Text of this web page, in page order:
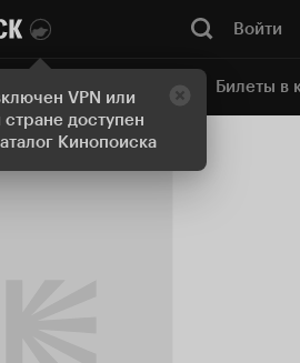
VPN или
стране доступен
Кинопоиска
Войти
Онлайн-кинотеатр Билеты в